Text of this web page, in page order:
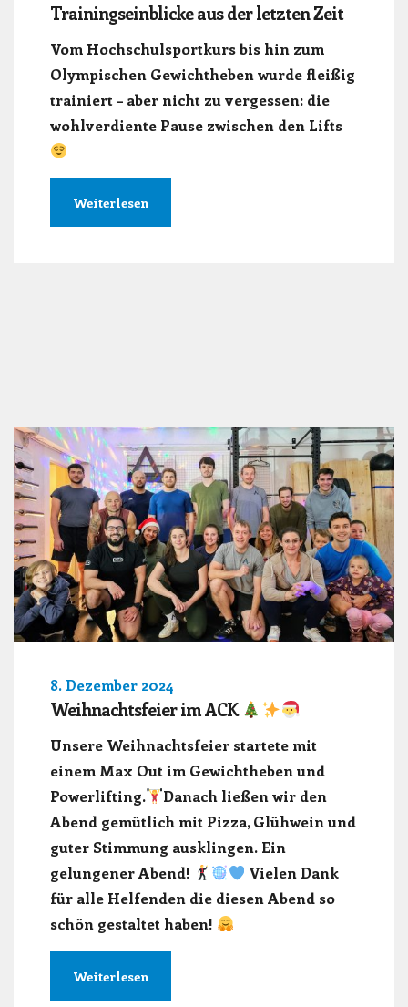
Trainingseinblicke aus der letzten Zeit
Vom Hochschulsportkurs bis hin zum
Olympischen Gewichtheben wurde fleißig
trainiert – aber nicht zu vergessen: die
wohlverdiente Pause zwischen den Lifts
Weiterlesen
8. Dezember 2024
Weihnachtsfeier im ACK
Unsere Weihnachtsfeier startete mit
einem Max Out im Gewichtheben und
Powerlifting.
Danach ließen wir den
Abend gemütlich mit Pizza, Glühwein und
guter Stimmung ausklingen. Ein
gelungener Abend!
Vielen Dank
für alle Helfenden die diesen Abend so
schön gestaltet haben!
Weiterlesen